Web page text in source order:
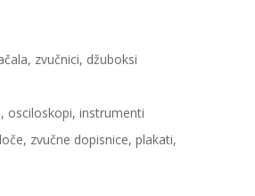
zvučnici, džuboksi
osciloskopi, instrumenti
zvučne dopisnice, plakati,